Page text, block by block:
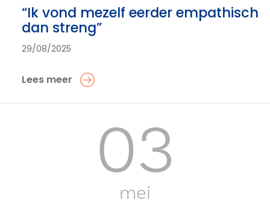
“Ik vond mezelf eerder empathisch
dan streng”
29/08/2025
Lees meer
03
mei